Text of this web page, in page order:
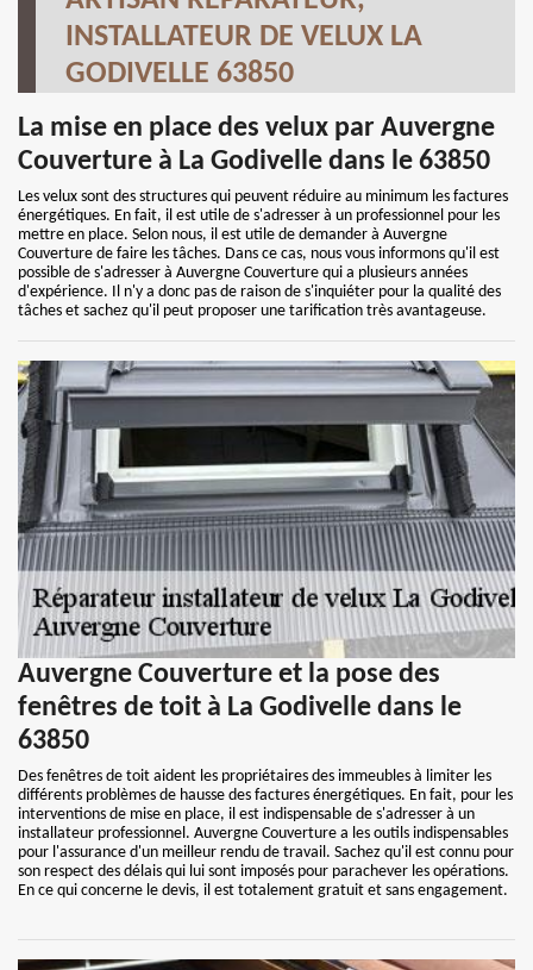
INSTALLATEUR DE VELUX LA
GODIVELLE 63850
La mise en place des velux par Auvergne
Couverture à La Godivelle dans le 63850
Les velux sont des structures qui peuvent réduire au minimum les factures
énergétiques. En fait, il est utile de s'adresser à un professionnel pour les
mettre en place. Selon nous, il est utile de demander à Auvergne
Couverture de faire les tâches. Dans ce cas, nous vous informons qu'il est
possible de s'adresser à Auvergne Couverture qui a plusieurs années
d'expérience. Il n'y a donc pas de raison de s'inquiéter pour la qualité des
tâches et sachez qu'il peut proposer une tarification très avantageuse.
Auvergne Couverture et la pose des
fenêtres de toit à La Godivelle dans le
63850
Des fenêtres de toit aident les propriétaires des immeubles à limiter les
différents problèmes de hausse des factures énergétiques. En fait, pour les
interventions de mise en place, il est indispensable de s'adresser à un
installateur professionnel. Auvergne Couverture a les outils indispensables
pour l'assurance d'un meilleur rendu de travail. Sachez qu'il est connu pour
son respect des délais qui lui sont imposés pour parachever les opérations.
En ce qui concerne le devis, il est totalement gratuit et sans engagement.